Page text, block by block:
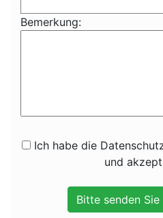
Bemerkung:
Ich habe die
und